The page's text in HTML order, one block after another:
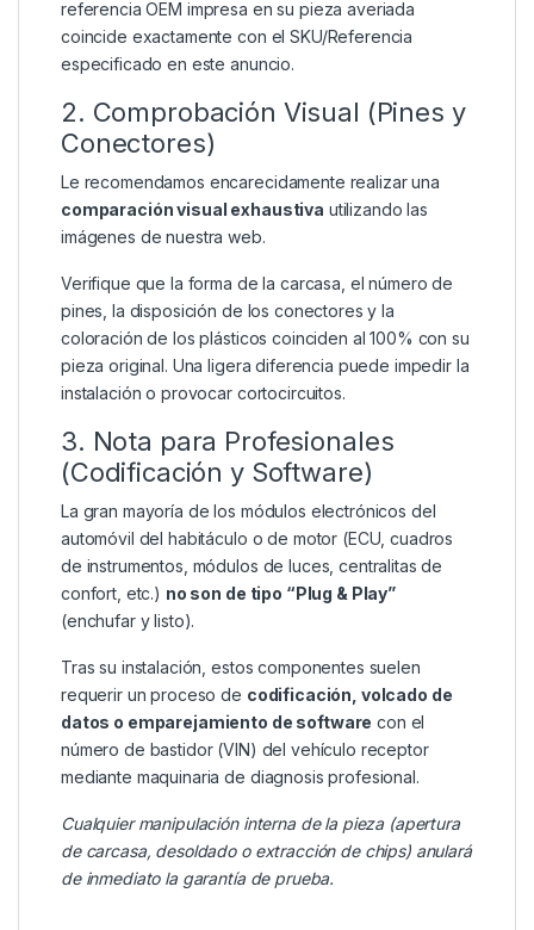
referencia OEM impresa en su pieza averiada
coincide exactamente con el SKU/Referencia
especificado en este anuncio.
2. Comprobación Visual (Pines y
Conectores)
Le recomendamos encarecidamente realizar una
comparación visual exhaustiva utilizando las
imágenes de nuestra web.
Verifique que la forma de la carcasa, el número de
pines, la disposición de los conectores y la
coloración de los plásticos coinciden al 100% con su
pieza original. Una ligera diferencia puede impedir la
instalación o provocar cortocircuitos.
3. Nota para Profesionales
(Codificación y Software)
La gran mayoría de los módulos electrónicos del
automóvil del habitáculo o de motor (ECU, cuadros
de instrumentos, módulos de luces, centralitas de
confort, etc.) no son de tipo “Plug & Play”
(enchufar y listo).
Tras su instalación, estos componentes suelen
requerir un proceso de codificación, volcado de
datos o emparejamiento de software con el
número de bastidor (VIN) del vehículo receptor
mediante maquinaria de diagnosis profesional.
Cualquier manipulación interna de la pieza (apertura
de carcasa, desoldado o extracción de chips) anulará
de inmediato la garantía de prueba.